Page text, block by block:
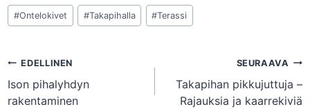
Avainsanat:
#Ontelokivet #Takapihalla #Terassi
Artikkelien
selaus
EDELLINEN
Ison pihalyhdyn
rakentaminen
SEURAAVA
Takapihan pikkujuttuja –
Rajauksia ja kaarrekiviä